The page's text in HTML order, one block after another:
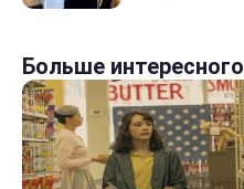
Больше интересного